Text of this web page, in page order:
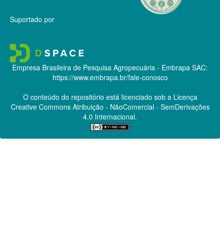
Suportado por
Empresa Brasileira de Pesquisa Agropecuária - Embrapa SAC:
https://www.embrapa.br/fale-conosco
O conteúdo do repositório está licenciado sob a Licença
Creative CommonsAtribuição - NãoComercial - SemDerivações
4.0 Internacional.